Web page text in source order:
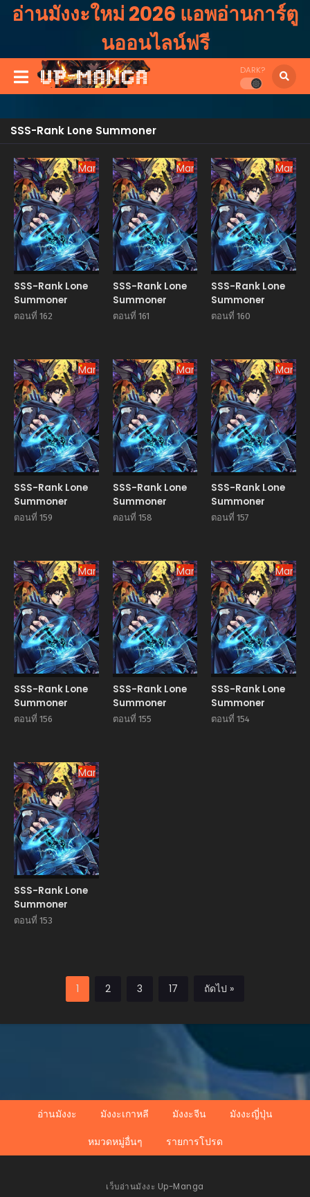
อ่านมังงะใหม่ 2026 แอพอ่านการ์ตู
นออนไลน์ฟรี
DARK?
SSS-Rank Lone Summoner
Manhua
SSS-Rank Lone
Summoner
ตอนที่ 162
Manhua
SSS-Rank Lone
Summoner
ตอนที่ 161
SSS-Rank Lone
Summoner
ตอนที่ 160
Manhua
SSS-Rank Lone
Summoner
ตอนที่ 159
Manhua
SSS-Rank Lone
Summoner
ตอนที่ 158
SSS-Rank Lone
Summoner
ตอนที่ 157
Manhua
SSS-Rank Lone
Summoner
ตอนที่ 156
Manhua
SSS-Rank Lone
Summoner
ตอนที่ 155
SSS-Rank Lone
Summoner
ตอนที่ 154
Manhua
SSS-Rank Lone
Summoner
ตอนที่ 153
1 2 3 17 ถัดไป »
อ่านมังงะ มังงะเกาหลี มังงะจีน
มังงะญี่ปุ่น
หมวดหมู่อื่นๆ
รายการโปรด
เว็บอ่านมังงะ Up-Manga